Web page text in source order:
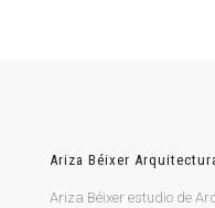
Ariza Béixer
Ariza Béixer estudio de